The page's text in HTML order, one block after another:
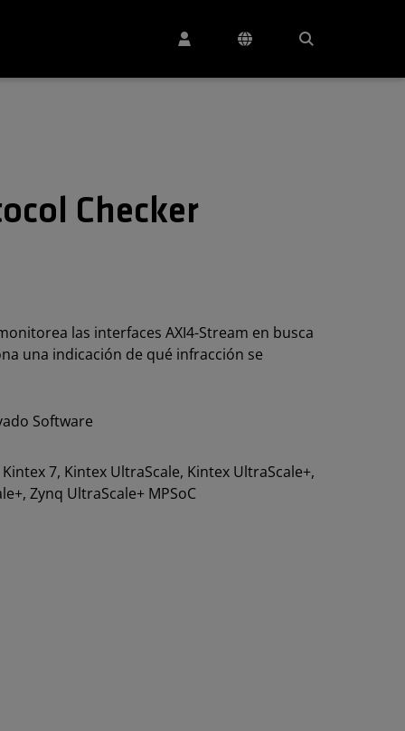
Checker
las interfaces AXI4-Stream en busca
una indicación de qué infracción se
Software
7, Kintex UltraScale, Kintex UltraScale+,
Zynq UltraScale+ MPSoC